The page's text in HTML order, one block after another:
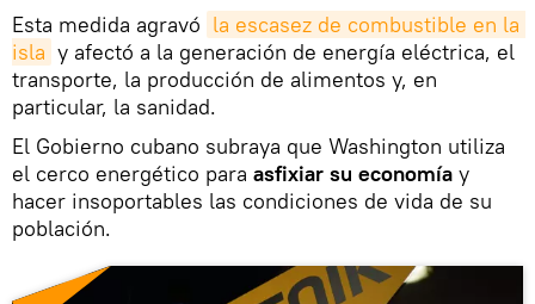
Esta medida agravó la escasez de combustible en la
isla y afectó a la generación de energía eléctrica, el
transporte, la producción de alimentos y, en
particular, la sanidad.
El Gobierno cubano subraya que Washington utiliza
el cerco energético para asfixiar su economía y
hacer insoportables las condiciones de vida de su
población.